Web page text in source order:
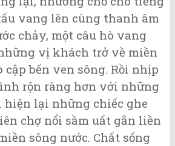
vang lên cùng thanh âm
chảy, một câu hò vang
vị khách trở về miền
cập bến ven sông. Rồi nhịp
rộn ràng hơn với những
hiện lại những chiếc ghe
chợ nổi sầm uất gắn liền
sông nước. Chất sống